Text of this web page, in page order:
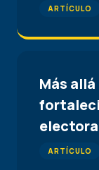
ARTÍCULO
Más
ARTÍCULO